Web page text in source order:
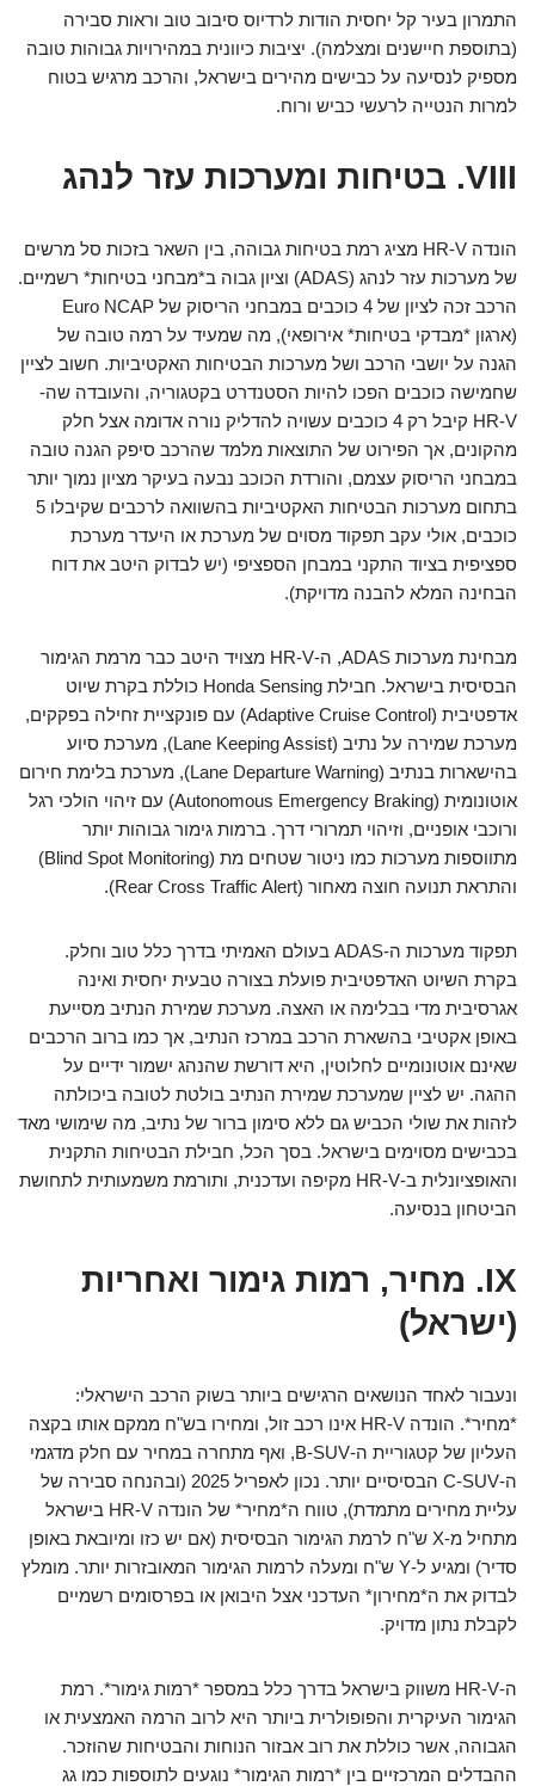
התמרון בעיר קל יחסית הודות לרדיוס סיבוב טוב וראות סבירה
(בתוספת חיישנים ומצלמה). יציבות כיוונית במהירויות גבוהות טובה
מספיק לנסיעה על כבישים מהירים בישראל, והרכב מרגיש בטוח
למרות הנטייה לרעשי כביש ורוח.
VIII. בטיחות ומערכות עזר לנהג
הונדה HR-V מציג רמת בטיחות גבוהה, בין השאר בזכות סל מרשים
של מערכות עזר לנהג (ADAS) וציון גבוה ב*מבחני בטיחות* רשמיים.
הרכב זכה לציון של 4 כוכבים במבחני הריסוק של Euro NCAP
(ארגון *מבדקי בטיחות* אירופאי), מה שמעיד על רמה טובה של
הגנה על יושבי הרכב ושל מערכות הבטיחות האקטיביות. חשוב לציין
שחמישה כוכבים הפכו להיות הסטנדרט בקטגוריה, והעובדה שה-
HR-V קיבל רק 4 כוכבים עשויה להדליק נורה אדומה אצל חלק
מהקונים, אך הפירוט של התוצאות מלמד שהרכב סיפק הגנה טובה
במבחני הריסוק עצמם, והורדת הכוכב נבעה בעיקר מציון נמוך יותר
בתחום מערכות הבטיחות האקטיביות בהשוואה לרכבים שקיבלו 5
כוכבים, אולי עקב תפקוד מסוים של מערכת או היעדר מערכת
ספציפית בציוד התקני במבחן הספציפי (יש לבדוק היטב את דוח
הבחינה המלא להבנה מדויקת).
מבחינת מערכות ADAS, ה-HR-V מצויד היטב כבר מרמת הגימור
הבסיסית בישראל. חבילת Honda Sensing כוללת בקרת שיוט
אדפטיבית (Adaptive Cruise Control) עם פונקציית זחילה בפקקים,
מערכת שמירה על נתיב (Lane Keeping Assist), מערכת סיוע
בהישארות בנתיב (Lane Departure Warning), מערכת בלימת חירום
אוטונומית (Autonomous Emergency Braking) עם זיהוי הולכי רגל
ורוכבי אופניים, וזיהוי תמרורי דרך. ברמות גימור גבוהות יותר
מתווספות מערכות כמו ניטור שטחים מת (Blind Spot Monitoring)
והתראת תנועה חוצה מאחור (Rear Cross Traffic Alert).
תפקוד מערכות ה-ADAS בעולם האמיתי בדרך כלל טוב וחלק.
בקרת השיוט האדפטיבית פועלת בצורה טבעית יחסית ואינה
אגרסיבית מדי בבלימה או האצה. מערכת שמירת הנתיב מסייעת
באופן אקטיבי בהשארת הרכב במרכז הנתיב, אך כמו ברוב הרכבים
שאינם אוטונומיים לחלוטין, היא דורשת שהנהג ישמור ידיים על
ההגה. יש לציין שמערכת שמירת הנתיב בולטת לטובה ביכולתה
לזהות את שולי הכביש גם ללא סימון ברור של נתיב, מה שימושי מאד
בכבישים מסוימים בישראל. בסך הכל, חבילת הבטיחות התקנית
והאופציונלית ב-HR-V מקיפה ועדכנית, ותורמת משמעותית לתחושת
הביטחון בנסיעה.
IX. מחיר, רמות גימור ואחריות
(ישראל)
ונעבור לאחד הנושאים הרגישים ביותר בשוק הרכב הישראלי:
*מחיר*. הונדה HR-V אינו רכב זול, ומחירו בש"ח ממקם אותו בקצה
העליון של קטגוריית ה-B-SUV, ואף מתחרה במחיר עם חלק מדגמי
ה-C-SUV הבסיסיים יותר. נכון לאפריל 2025 (ובהנחה סבירה של
עליית מחירים מתמדת), טווח ה*מחיר* של הונדה HR-V בישראל
מתחיל מ-X ש"ח לרמת הגימור הבסיסית (אם יש כזו ומיובאת באופן
סדיר) ומגיע ל-Y ש"ח ומעלה לרמות הגימור המאובזרות יותר. מומלץ
לבדוק את ה*מחירון* העדכני אצל היבואן או בפרסומים רשמיים
לקבלת נתון מדויק.
ה-HR-V משווק בישראל בדרך כלל במספר *רמות גימור*. רמת
הגימור העיקרית והפופולרית ביותר היא לרוב הרמה האמצעית או
הגבוהה, אשר כוללת את רוב אבזור הנוחות והבטיחות שהוזכר.
ההבדלים המרכזיים בין *רמות הגימור* נוגעים לתוספות כמו גג